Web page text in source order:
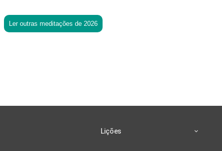
Ler outras meditações de 2026
Lições